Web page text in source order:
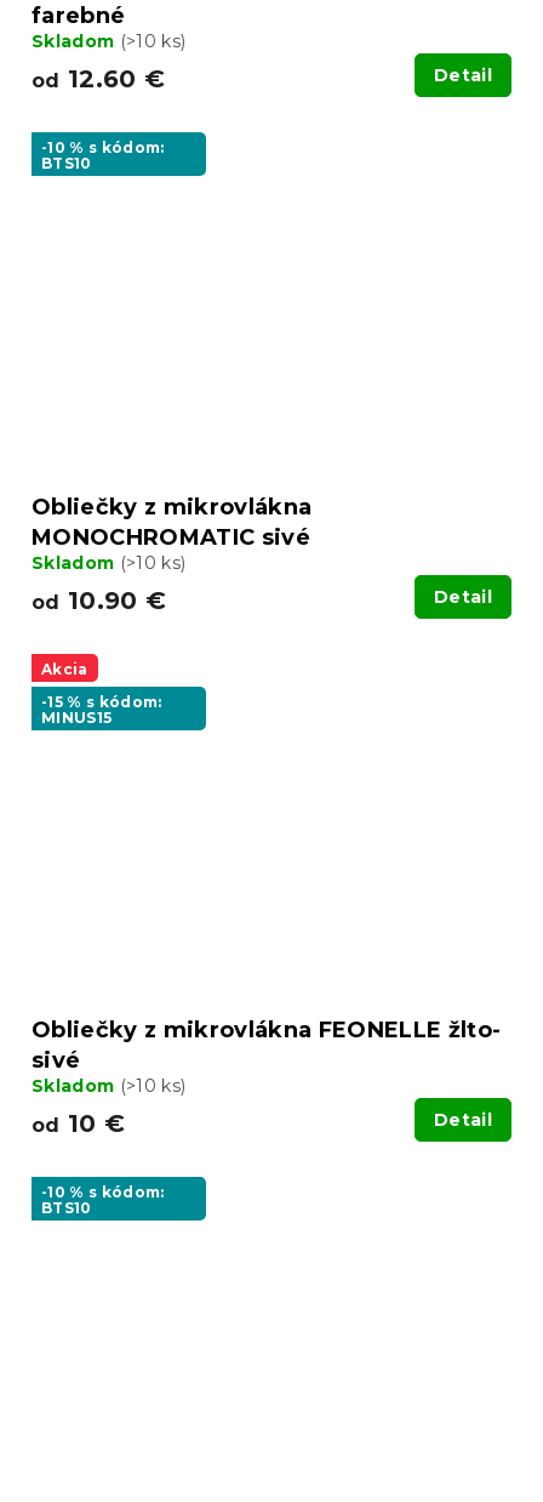
farebné
Skladom (>10 ks)
od 12.60 € Detail
-10 % s kódom:
BTS10
Obliečky z mikrovlákna
MONOCHROMATIC sivé
Skladom (>10 ks)
od 10.90 € Detail
Akcia
-15 % s kódom:
MINUS15
Obliečky z mikrovlákna FEONELLE žlto-
sivé
Skladom (>10 ks)
od 10 € Detail
-10 % s kódom:
BTS10